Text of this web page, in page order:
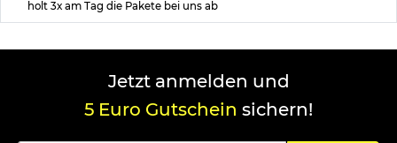
holt 3x am Tag die Pakete bei uns ab
Jetzt anmelden und
5 Euro Gutschein sichern!